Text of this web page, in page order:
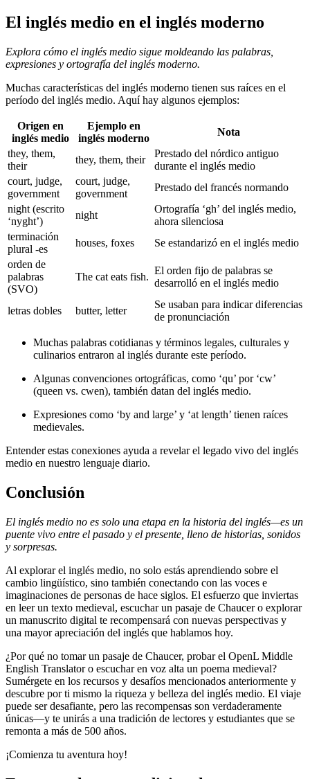
El inglés medio en el inglés moderno
Explora cómo el inglés medio sigue moldeando las palabras,
expresiones y ortografía del inglés moderno.
Muchas características del inglés moderno tienen sus raíces en el
período del inglés medio. Aquí hay algunos ejemplos:
Origen en
inglés medio
Ejemplo en
inglés moderno
Nota
they, them,
their
they, them, their
Prestado del nórdico antiguo
durante el inglés medio
court, judge,
government
court, judge,
government
Prestado del francés normando
night (escrito
‘nyght’)
night
Ortografía ‘gh’ del inglés medio,
ahora silenciosa
terminación
plural -es
houses, foxes
Se estandarizó en el inglés medio
orden de
palabras
(SVO)
The cat eats fish.
El orden fijo de palabras se
desarrolló en el inglés medio
letras dobles butter, letter
Se usaban para indicar diferencias
de pronunciación
Muchas palabras cotidianas y términos legales, culturales y
culinarios entraron al inglés durante este período.
Algunas convenciones ortográficas, como ‘qu’ por ‘cw’
(queen vs. cwen), también datan del inglés medio.
Expresiones como ‘by and large’ y ‘at length’ tienen raíces
medievales.
Entender estas conexiones ayuda a revelar el legado vivo del inglés
medio en nuestro lenguaje diario.
Conclusión
El inglés medio no es solo una etapa en la historia del inglés—es un
puente vivo entre el pasado y el presente, lleno de historias, sonidos
y sorpresas.
Al explorar el inglés medio, no solo estás aprendiendo sobre el
cambio lingüístico, sino también conectando con las voces e
imaginaciones de personas de hace siglos. El esfuerzo que inviertas
en leer un texto medieval, escuchar un pasaje de Chaucer o explorar
un manuscrito digital te recompensará con nuevas perspectivas y
una mayor apreciación del inglés que hablamos hoy.
¿Por qué no tomar un pasaje de Chaucer, probar el OpenL Middle
English Translator o escuchar en voz alta un poema medieval?
Sumérgete en los recursos y desafíos mencionados anteriormente y
descubre por ti mismo la riqueza y belleza del inglés medio. El viaje
puede ser desafiante, pero las recompensas son verdaderamente
únicas—y te unirás a una tradición de lectores y estudiantes que se
remonta a más de 500 años.
¡Comienza tu aventura hoy!